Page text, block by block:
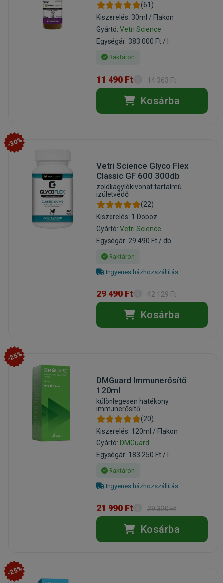
(61)
Kiszerelés: 30ml / Flakon
Gyártó: Vetri Science
Egységár: 383 000 Ft / l
Raktáron
11 490 Ft 14 363 Ft
Kosárba
-30%
Vetri Science Glyco Flex
Classic GF 600 300db
zöldkagylókivonat tartalmú
izületvédő
(22)
Kiszerelés: 1 Doboz
Gyártó: Vetri Science
Egységár: 29 490 Ft / db
Raktáron
Ingyenes házhozszállítás
29 490 Ft 42 129 Ft
Kosárba
-25%
DMGuard Immunerősítő
120ml
különlegesen hatékony
immunerősítő
(20)
Kiszerelés: 120ml / Flakon
Gyártó: DMGuard
Egységár: 183 250 Ft / l
Raktáron
Ingyenes házhozszállítás
21 990 Ft 29 320 Ft
Kosárba
-25%